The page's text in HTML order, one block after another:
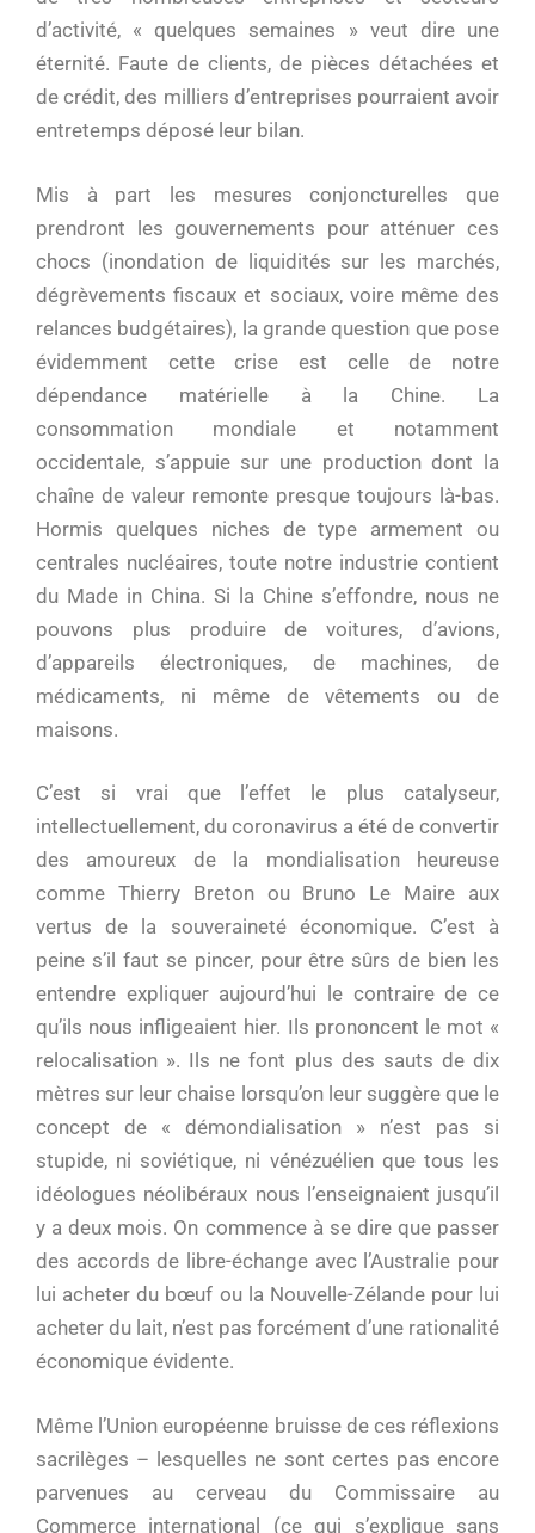
d’activité, « quelques semaines » veut dire une
éternité. Faute de clients, de pièces détachées et
de crédit, des milliers d’entreprises pourraient avoir
entretemps déposé leur bilan.
Mis à part les mesures conjoncturelles que
prendront les gouvernements pour atténuer ces
chocs (inondation de liquidités sur les marchés,
dégrèvements fiscaux et sociaux, voire même des
relances budgétaires), la grande question que pose
évidemment cette crise est celle de notre
dépendance matérielle à la Chine. La
consommation mondiale et notamment
occidentale, s’appuie sur une production dont la
chaîne de valeur remonte presque toujours là-bas.
Hormis quelques niches de type armement ou
centrales nucléaires, toute notre industrie contient
du Made in China. Si la Chine s’effondre, nous ne
pouvons plus produire de voitures, d’avions,
d’appareils électroniques, de machines, de
médicaments, ni même de vêtements ou de
maisons.
C’est si vrai que l’effet le plus catalyseur,
intellectuellement, du coronavirus a été de convertir
des amoureux de la mondialisation heureuse
comme Thierry Breton ou Bruno Le Maire aux
vertus de la souveraineté économique. C’est à
peine s’il faut se pincer, pour être sûrs de bien les
entendre expliquer aujourd’hui le contraire de ce
qu’ils nous infligeaient hier. Ils prononcent le mot «
relocalisation ». Ils ne font plus des sauts de dix
mètres sur leur chaise lorsqu’on leur suggère que le
concept de « démondialisation » n’est pas si
stupide, ni soviétique, ni vénézuélien que tous les
idéologues néolibéraux nous l’enseignaient jusqu’il
y a deux mois. On commence à se dire que passer
des accords de libre-échange avec l’Australie pour
lui acheter du bœuf ou la Nouvelle-Zélande pour lui
acheter du lait, n’est pas forcément d’une rationalité
économique évidente.
Même l’Union européenne bruisse de ces réflexions
sacrilèges – lesquelles ne sont certes pas encore
parvenues au cerveau du Commissaire au
Commerce international (ce qui s’explique sans